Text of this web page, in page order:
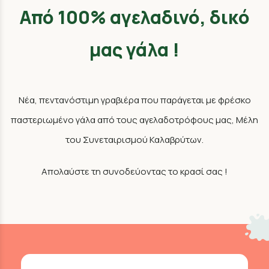
Από 100% αγελαδινό, δικό
μας γάλα !
Νέα, πεντανόστιμη γραβιέρα που παράγεται με φρέσκο
παστεριωμένο γάλα από τους αγελαδοτρόφους μας, Μέλη
του Συνεταιρισμού Καλαβρύτων.
Απολαύστε τη συνοδεύοντας το κρασί σας !